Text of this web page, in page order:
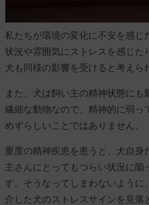
私たちが環境の変化に不安を感じ
状況や雰囲気にストレスを感じた
犬も同様の影響を受けると考えら
また、犬は飼い主の精神状態にも
繊細な動物なので、精神的に弱っ
めずらしいことではありません。
重度の精神疾患を患うと、犬自身
主さんにとってもつらい状況に陥
す。そうなってしまわないように
介した犬のストレスサインを見落